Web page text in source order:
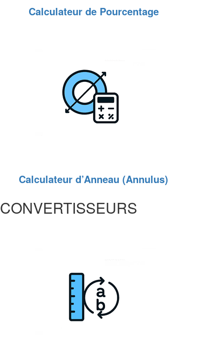
Calculateur de Pourcentage
Calculateur d’Anneau (Annulus)
CONVERTISSEURS